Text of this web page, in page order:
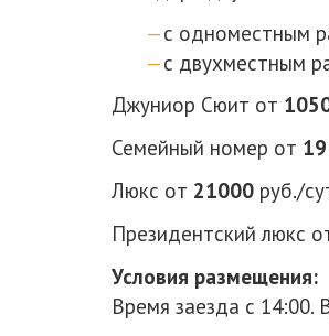
с одноместным
с двухместным
Джуниор Сюит от
Семейный номер от
Люкс от 21000 руб./
Президентский люкс
Условия размещения:
Время заезда с 14:00.